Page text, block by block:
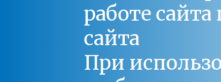
работе
сайта
При